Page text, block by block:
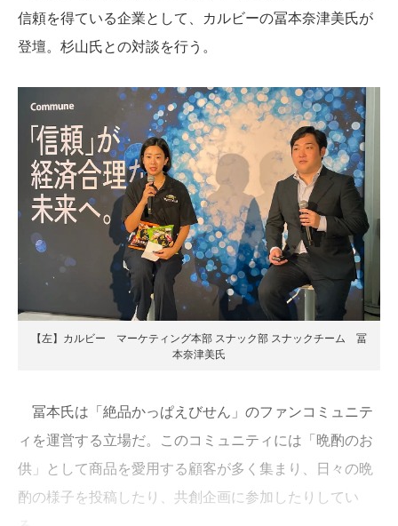
信頼を得ている企業として、カルビーの冨本奈津美氏が
登壇。杉山氏との対談を行う。
【左】カルビー マーケティング本部 スナック部 スナックチーム 冨
本奈津美氏
冨本氏は「絶品かっぱえびせん」のファンコミュニテ
ィを運営する立場だ。このコミュニティには「晩酌のお
供」として商品を愛用する顧客が多く集まり、日々の晩
酌の様子を投稿したり、共創企画に参加したりしてい